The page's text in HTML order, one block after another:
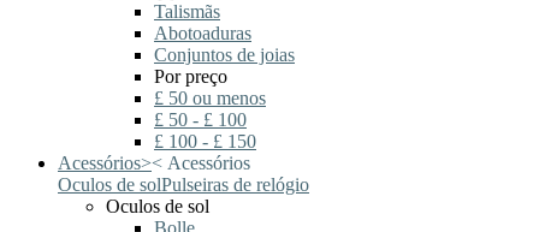
Talismãs
Abotoaduras
Conjuntos de joias
Por preço
£ 50 ou menos
£ 50 - £ 100
£ 100 - £ 150
Acessórios>< Acessórios
Oculos de solPulseiras de relógio
Oculos de sol
Bolle